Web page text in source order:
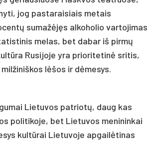
jog pastaraisiais metais
sumažėjęs alkoholio vartojimas
melas, bet dabar iš pirmų
Rusijoje yra prioritetinė sritis,
lėšos ir dėmesys.
Lietuvos patriotų, daug kas
politikoje, bet Lietuvos menininkai
kultūrai Lietuvoje apgailėtinas